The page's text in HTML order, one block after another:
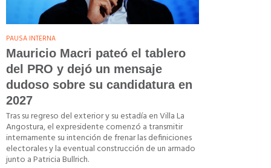
PAUSA INTERNA
Mauricio Macri pateó el tablero
del PRO y dejó un mensaje
dudoso sobre su candidatura en
2027
Tras su regreso del exterior y su estadía en Villa La
Angostura, el expresidente comenzó a transmitir
internamente su intención de frenar las definiciones
electorales y la eventual construcción de un armado
junto a Patricia Bullrich.